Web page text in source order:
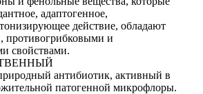
адаптогенное,
действие, обладают
противогрибковыми и
свойствами.
антибиотик, активный в
патогенной микрофлоры.